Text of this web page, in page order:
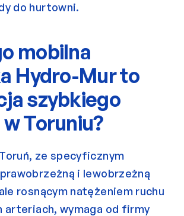
do hurtowni.
mobilna
Hydro-Mur to
szybkiego
Toruniu?
ze specyficznym
i lewobrzeżną
rosnącym natężeniem ruchu
arteriach, wymaga od firmy